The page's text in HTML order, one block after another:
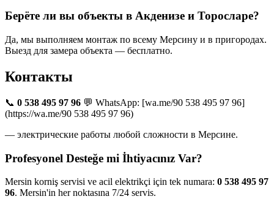
Берёте ли вы объекты в Акденизе и Торосларе?
Да, мы выполняем монтаж по всему Мерсину и в пригородах.
Выезд для замера объекта — бесплатно.
Контакты
📞 0 538 495 97 96 💬 WhatsApp: [wa.me/90 538 495 97 96]
(https://wa.me/90 538 495 97 96)
— электрические работы любой сложности в Мерсине.
Profesyonel Desteğe mi İhtiyacınız Var?
Mersin korniş servisi ve acil elektrikçi için tek numara: 0 538 495 97
96. Mersin'in her noktasına 7/24 servis.